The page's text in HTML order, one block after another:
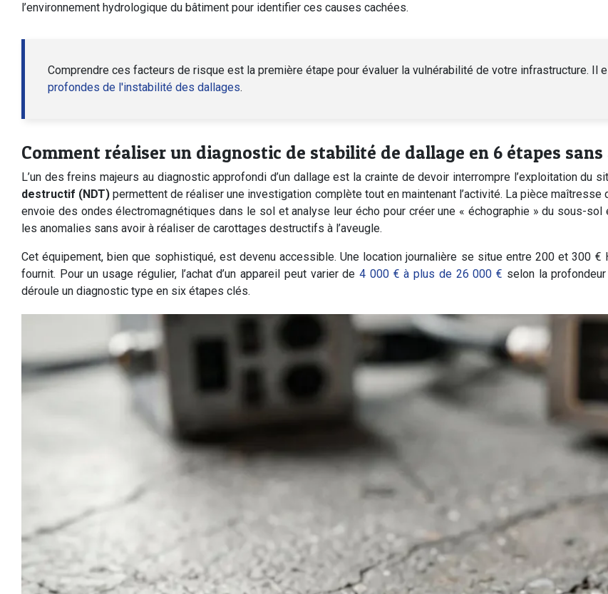
l’environnement hydrologique du bâtiment pour identifier ces causes cachées.
Comprendre ces facteurs de risque est la première étape pour évaluer la vulnérabilité de votre infrastructure. Il
profondes de l'instabilité des dallages.
Comment réaliser un diagnostic de stabilité de dallage en 6 étapes
L’un des freins majeurs au diagnostic approfondi d’un dallage est la crainte de devoir interrompre l’exploitation du
destructif (NDT) permettent de réaliser une investigation complète tout en maintenant l’activité. La pièce maîtresse
envoie des ondes électromagnétiques dans le sol et analyse leur écho pour créer une « échographie » du sous-
les anomalies sans avoir à réaliser de carottages destructifs à l’aveugle.
Cet équipement, bien que sophistiqué, est devenu accessible. Une location journalière se situe entre 200 et 300 €
fournit. Pour un usage régulier, l’achat d’un appareil peut varier de4 000 € à plus de 26 000 € selon la
déroule un diagnostic type en six étapes clés.